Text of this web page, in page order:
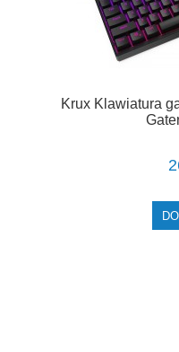
Krux Klawiatura